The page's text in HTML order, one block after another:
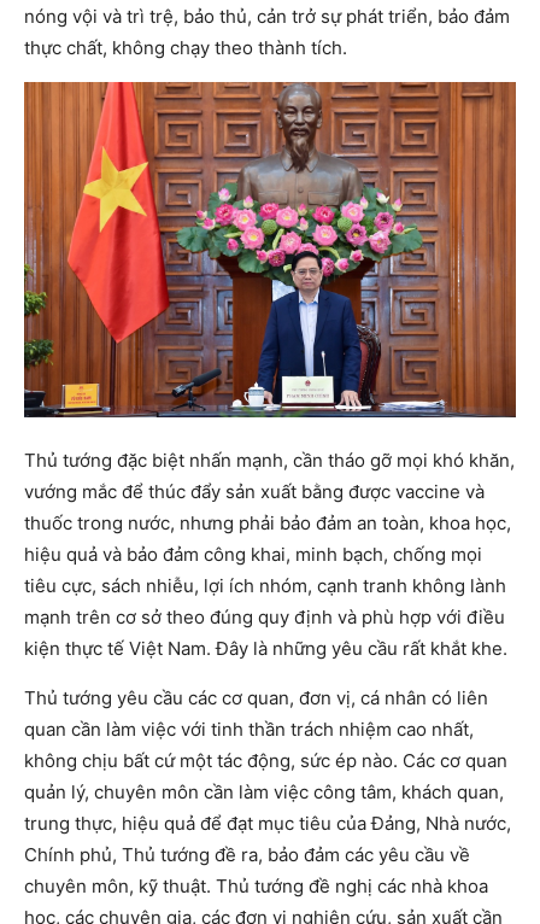
nóng vội và trì trệ, bảo thủ, cản trở sự phát triển, bảo đảm
thực chất, không chạy theo thành tích.
Thủ tướng đặc biệt nhấn mạnh, cần tháo gỡ mọi khó khăn,
vướng mắc để thúc đẩy sản xuất bằng được vaccine và
thuốc trong nước, nhưng phải bảo đảm an toàn, khoa học,
hiệu quả và bảo đảm công khai, minh bạch, chống mọi
tiêu cực, sách nhiễu, lợi ích nhóm, cạnh tranh không lành
mạnh trên cơ sở theo đúng quy định và phù hợp với điều
kiện thực tế Việt Nam. Đây là những yêu cầu rất khắt khe.
Thủ tướng yêu cầu các cơ quan, đơn vị, cá nhân có liên
quan cần làm việc với tinh thần trách nhiệm cao nhất,
không chịu bất cứ một tác động, sức ép nào. Các cơ quan
quản lý, chuyên môn cần làm việc công tâm, khách quan,
trung thực, hiệu quả để đạt mục tiêu của Đảng, Nhà nước,
Chính phủ, Thủ tướng đề ra, bảo đảm các yêu cầu về
chuyên môn, kỹ thuật. Thủ tướng đề nghị các nhà khoa
học, các chuyên gia, các đơn vị nghiên cứu, sản xuất cần